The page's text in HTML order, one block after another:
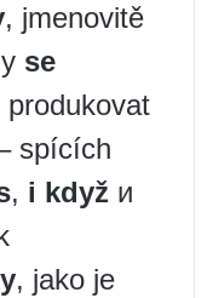
, jmenovitě
se
spících
, i když и
, jako je